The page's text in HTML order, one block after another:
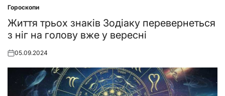
Posted
in
Гороскопи
Життя трьох знаків Зодіаку перевернеться
з ніг на голову вже у вересні
Posted
05.09.2024